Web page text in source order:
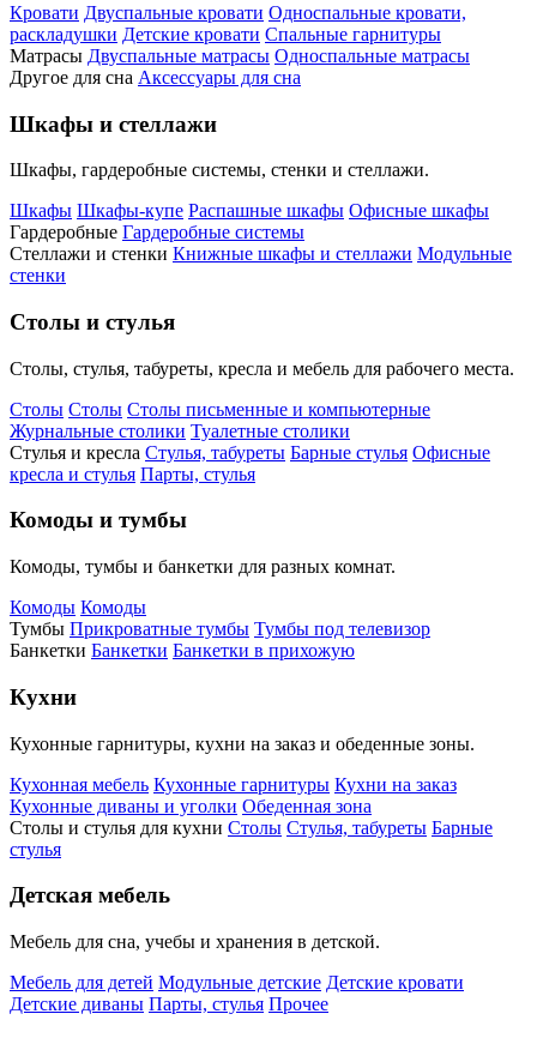
Кровати Двуспальные кровати Односпальные кровати,
раскладушки Детские кровати Спальные гарнитуры
Матрасы Двуспальные матрасы Односпальные матрасы
Другое для сна Аксессуары для сна
Шкафы и стеллажи
Шкафы, гардеробные системы, стенки и стеллажи.
Шкафы Шкафы-купе Распашные шкафы Офисные шкафы
Гардеробные Гардеробные системы
Стеллажи и стенки Книжные шкафы и стеллажи Модульные
стенки
Столы и стулья
Столы, стулья, табуреты, кресла и мебель для рабочего места.
Столы Столы Столы письменные и компьютерные
Журнальные столики Туалетные столики
Стулья и кресла Стулья, табуреты Барные стулья Офисные
кресла и стулья Парты, стулья
Комоды и тумбы
Комоды, тумбы и банкетки для разных комнат.
Комоды Комоды
Тумбы Прикроватные тумбы Тумбы под телевизор
Банкетки Банкетки Банкетки в прихожую
Кухни
Кухонные гарнитуры, кухни на заказ и обеденные зоны.
Кухонная мебель Кухонные гарнитуры Кухни на заказ
Кухонные диваны и уголки Обеденная зона
Столы и стулья для кухни Столы Стулья, табуреты Барные
стулья
Детская мебель
Мебель для сна, учебы и хранения в детской.
Мебель для детей Модульные детские Детские кровати
Детские диваны Парты, стулья Прочее